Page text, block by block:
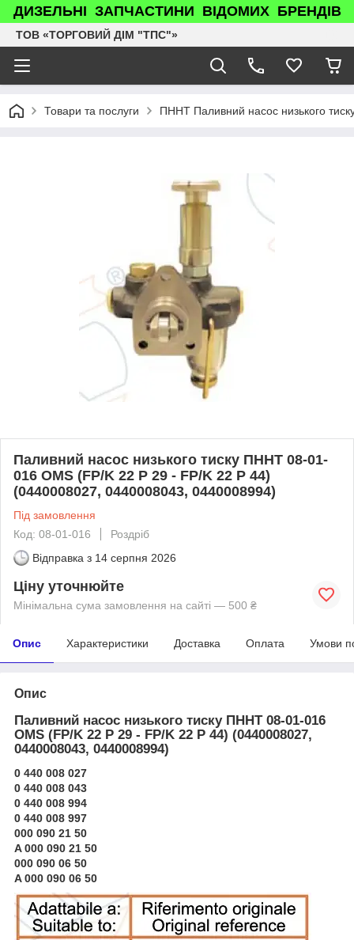
ДИЗЕЛЬНІ ЗАПЧАСТИНИ ВІДОМИХ БРЕНДІВ
ТОВ «ТОРГОВИЙ ДІМ "ТПС"»
Товари та послуги ПННТ Паливний насос низького
Паливний насос низького тиску ПННТ 08-01-
016 OMS (FP/K 22 P 29 - FP/K 22 P 44)
(0440008027, 0440008043, 0440008994)
Під замовлення
Код: 08-01-016
Роздріб
Відправка з 14 серпня 2026
Ціну уточнюйте
Мінімальна сума замовлення на сайті — 500 ₴
Опис Характеристики Доставка Оплата Умови
Опис
Паливний насос низького тиску ПННТ 08-01-016
OMS (FP/K 22 P 29 - FP/K 22 P 44) (0440008027,
0440008043, 0440008994)
0 440 008 027
0 440 008 043
0 440 008 994
0 440 008 997
000 090 21 50
A 000 090 21 50
000 090 06 50
A 000 090 06 50